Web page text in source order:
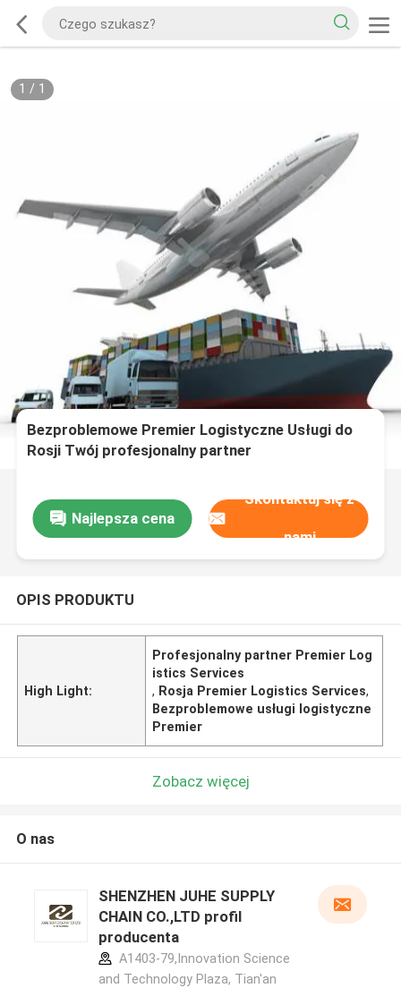
1 / 1
Bezproblemowe Premier Logistyczne Usługi do
Rosji Twój profesjonalny partner
Najlepsza cena
Skontaktuj się z
nami
OPIS PRODUKTU
High Light:
Profesjonalny partner Premier Log
istics Services
, Rosja Premier Logistics Services,
Bezproblemowe usługi logistyczne
Premier
Zobacz więcej
O nas
SHENZHEN JUHE SUPPLY
CHAIN CO.,LTD profil
producenta
A1403-79,Innovation Science
and Technology Plaza, Tian'an